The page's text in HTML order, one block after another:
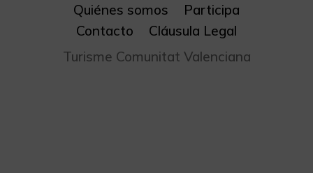
Quiénes somos
Participa
Contacto
Cláusula Legal
Turisme Comunitat Valenciana